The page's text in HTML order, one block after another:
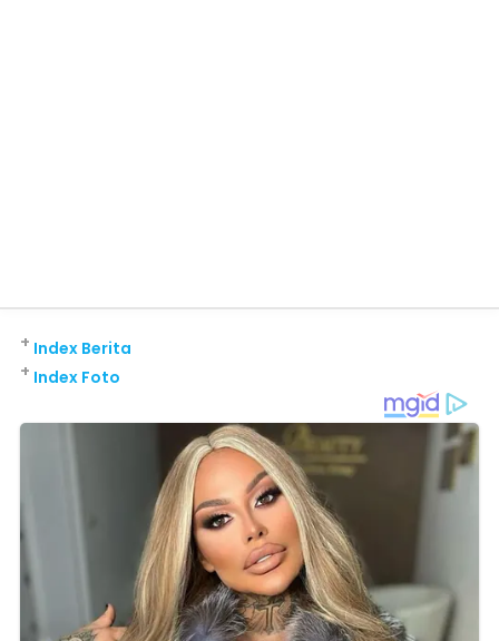
Index Berita
+
Index Foto
+